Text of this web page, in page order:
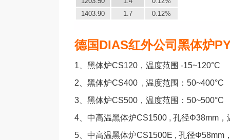
1403.90
1.7 0.12%
德国DIAS红外公司黑体炉
1、 黑体炉CS120，温度范围 -15~120°C
2、 黑体炉CS400 , 温度范围：50~400°C
3、 黑体炉CS500，温度范围：50~500°C
4
中高温黑体炉CS1500 , 孔径Φ38mm，
5、 中高温黑体炉CS1500E , 孔径Φ58mm